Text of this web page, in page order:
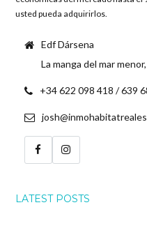
usted pueda adquirirlos.
Edf Dársena
La manga del mar
+34 622 098 418 / 639
LATEST POSTS